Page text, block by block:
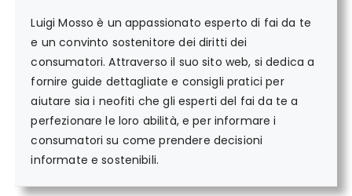
Luigi Mosso è un appassionato esperto di fai da te
e un convinto sostenitore dei diritti dei
consumatori. Attraverso il suo sito web, si dedica a
fornire guide dettagliate e consigli pratici per
aiutare sia i neofiti che gli esperti del fai da te a
perfezionare le loro abilità, e per informare i
consumatori su come prendere decisioni
informate e sostenibili.